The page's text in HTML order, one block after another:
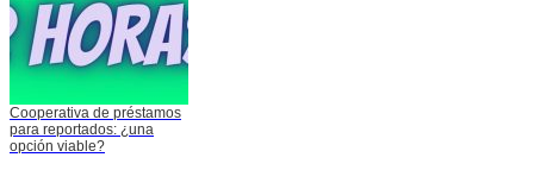
Cooperativa de préstamos
para reportados: ¿una
opción viable?